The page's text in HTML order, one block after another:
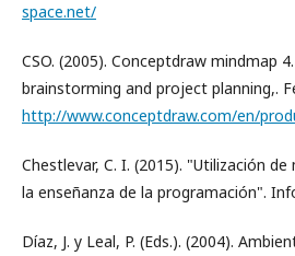
space.net/
CSO. (2005). Conceptdraw mindmap
brainstorming and project planning,.
http://www.conceptdraw.com/en/
Chestlevar, C. I. (2015). "Utilización
la enseñanza de la programación".
Díaz, J. y Leal, P. (Eds.). (2004).